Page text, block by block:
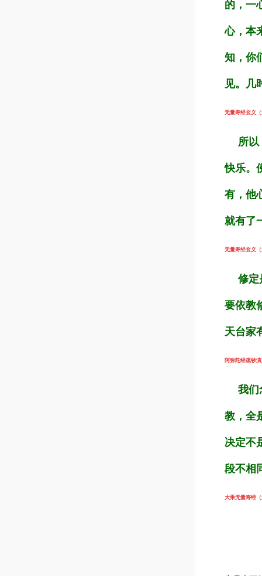
的，一
心，本
知，你
见。几
无量寿经玄义
所以
快乐。
有，他
就有了
无量寿经玄义
修定
要依教
天台家
阿弥陀经疏钞
我们
教，全
决定不
段不相
大乘无量寿经